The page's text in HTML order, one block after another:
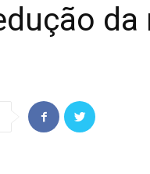
da